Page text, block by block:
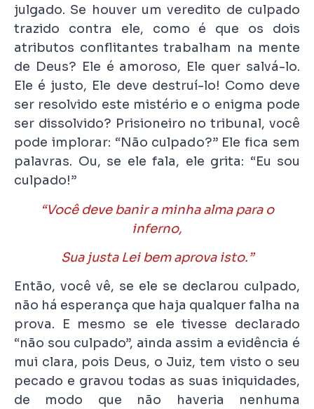
julgado. Se houver um veredito de culpado
trazido contra ele, como é que os dois
atributos conflitantes trabalham na mente
de Deus? Ele é amoroso, Ele quer salvá-lo.
Ele é justo, Ele deve destruí-lo! Como deve
ser resolvido este mistério e o enigma pode
ser dissolvido? Prisioneiro no tribunal, você
pode implorar: “Não culpado?” Ele fica sem
palavras. Ou, se ele fala, ele grita: “Eu sou
culpado!”
“Você deve banir a minha alma para o
inferno,
Sua justa Lei bem aprova isto.”
Então, você vê, se ele se declarou culpado,
não há esperança que haja qualquer falha na
prova. E mesmo se ele tivesse declarado
“não sou culpado”, ainda assim a evidência é
mui clara, pois Deus, o Juiz, tem visto o seu
pecado e gravou todas as suas iniquidades,
de modo que não haveria nenhuma